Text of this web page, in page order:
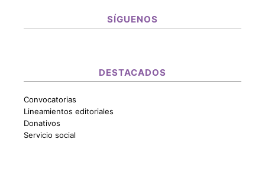
SÍGUENOS
DESTACADOS
Convocatorias
Lineamientos editoriales
Donativos
Servicio social